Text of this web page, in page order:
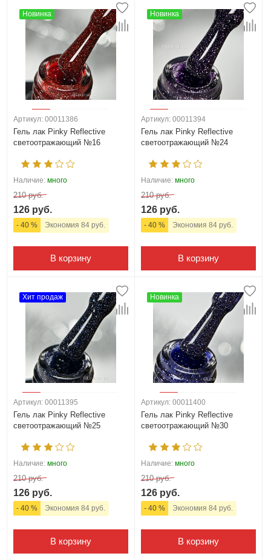
Новинка
Артикул: 00011386
Гель лак Pinky Reflective
светоотражающий №16
Наличие: много
210 руб.
126 руб.
- 40 % Экономия 84 руб.
В корзину
Новинка
Артикул: 00011394
Гель лак Pinky Reflective
светоотражающий №24
Наличие: много
210 руб.
126 руб.
- 40 % Экономия 84 руб.
В корзину
Хит продаж
Артикул: 00011395
Гель лак Pinky Reflective
светоотражающий №25
Наличие: много
210 руб.
126 руб.
- 40 % Экономия 84 руб.
В корзину
Новинка
Артикул: 00011400
Гель лак Pinky Reflective
светоотражающий №30
Наличие: много
210 руб.
126 руб.
- 40 % Экономия 84 руб.
В корзину